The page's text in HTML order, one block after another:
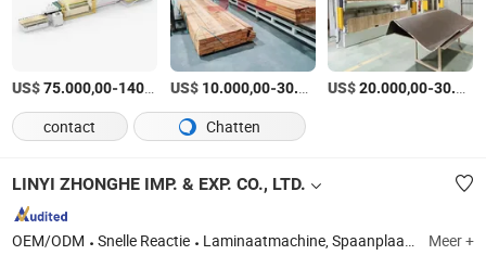
US$75.000,00-140.000,00 /Set
US$ 10.000,00-30.000,00 /Stuk
US$20.000,00-30.000,00
contact Chatten
LINYI ZHONGHE IMP. & EXP. CO., LTD.
OEM/ODM Snelle Reactie Laminaatmachine, Spaanplaat OSB-plaatmachine, Laminaatpersmachine, Vezelplaat MDF HDF-plaatmachine, Houtfineerafschilmachine, Korte cyclus lamineren hete persmachine, Houtfineerproductielijn, Houten deur hete persmachine, Houtfineerdroger, Gezichtfineerpapier PVC Pet gelaagde plaatmachine Meer +